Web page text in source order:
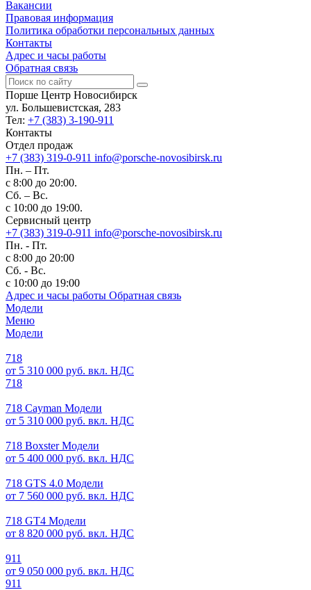
Вакансии
Правовая информация
Политика обработки персональных данных
Контакты
Адрес и часы работы
Обратная связь
Порше Центр Новосибирск
ул. Большевистская, 283
Тел: +7 (383) 3-190-911
Контакты
Отдел продаж
+7 (383) 319-0-911 info@porsche-novosibirsk.ru
Пн. – Пт.
с 8:00 до 20:00.
Сб. – Вс.
с 10:00 до 19:00.
Сервисный центр
+7 (383) 319-0-911 info@porsche-novosibirsk.ru
Пн. - Пт.
с 8:00 до 20:00
Сб. - Вс.
с 10:00 до 19:00
Адрес и часы работы Обратная связь
Модели
Меню
Модели
718
от 5 310 000 руб. вкл. НДС
718
718 Cayman Модели
от 5 310 000 руб. вкл. НДС
718 Boxster Модели
от 5 400 000 руб. вкл. НДС
718 GTS 4.0 Модели
от 7 560 000 руб. вкл. НДС
718 GT4 Модели
от 8 820 000 руб. вкл. НДС
911
от 9 050 000 руб. вкл. НДС
911